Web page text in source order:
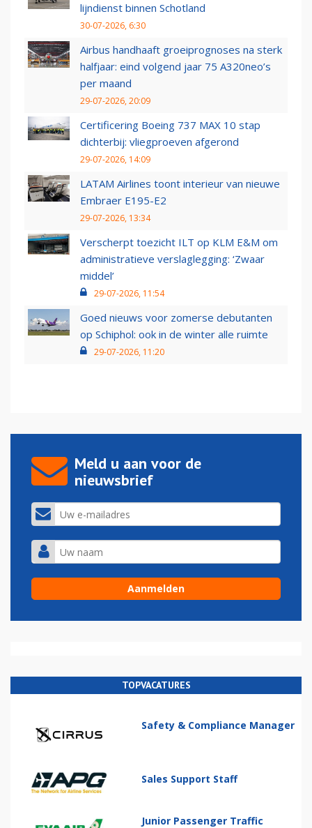
lijndienst binnen Schotland
30-07-2026, 6:30
Airbus handhaaft groeiprognoses na sterk
halfjaar: eind volgend jaar 75 A320neo’s
per maand
29-07-2026, 20:09
Certificering Boeing 737 MAX 10 stap
dichterbij: vliegproeven afgerond
29-07-2026, 14:09
LATAM Airlines toont interieur van nieuwe
Embraer E195-E2
29-07-2026, 13:34
Verscherpt toezicht ILT op KLM E&M om
administratieve verslaglegging: ‘Zwaar
middel’
29-07-2026, 11:54
Goed nieuws voor zomerse debutanten
op Schiphol: ook in de winter alle ruimte
29-07-2026, 11:20
Meld u aan voor de
nieuwsbrief
TOPVACATURES
Safety & Compliance Manager
Sales Support Staff
Junior Passenger Traffic